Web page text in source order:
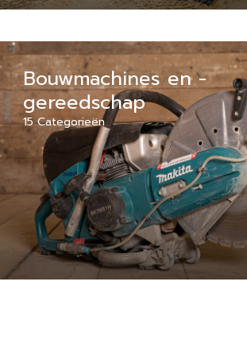
Bouwmachines en -
gereedschap
15 Categorieën